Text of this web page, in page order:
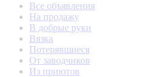
Все объявления
На продажу
В добрые руки
Вязка
Потерявшиеся
От заводчиков
Из приютов